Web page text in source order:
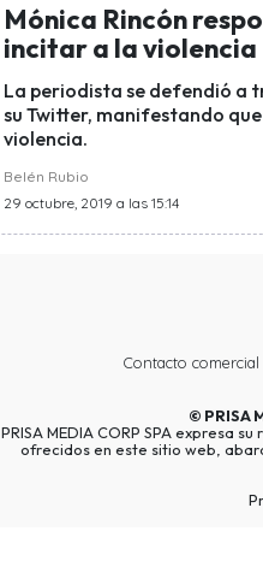
Mónica Rincón
incitar a la violencia
La periodista se defendió a
su Twitter, manifestando
violencia.
Belén Rubio
29 octubre, 2019 a las 15:14
Contacto comercial
© PRISA
PRISA MEDIA CORP SPA expresa
ofrecidos en este sitio web,